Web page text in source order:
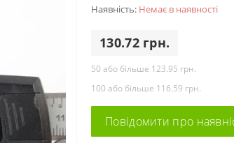
Наявність: Немає в наявності
130.72 грн.
50 або більше 123.95 грн.
100 або більше 116.59 грн.
Повідомити про